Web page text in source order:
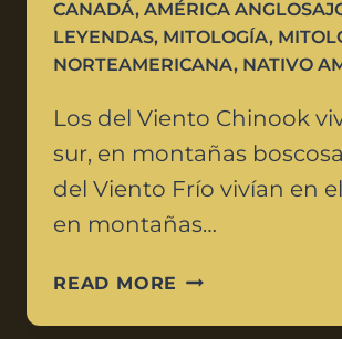
CANADÁ, AMÉRICA
LEYENDAS, MITOLOGÍA,
NORTEAMERICANA, NATIVO
Los del Viento Chinook
sur, en montañas
del Viento Frío vivían en
en montañas…
READ MORE